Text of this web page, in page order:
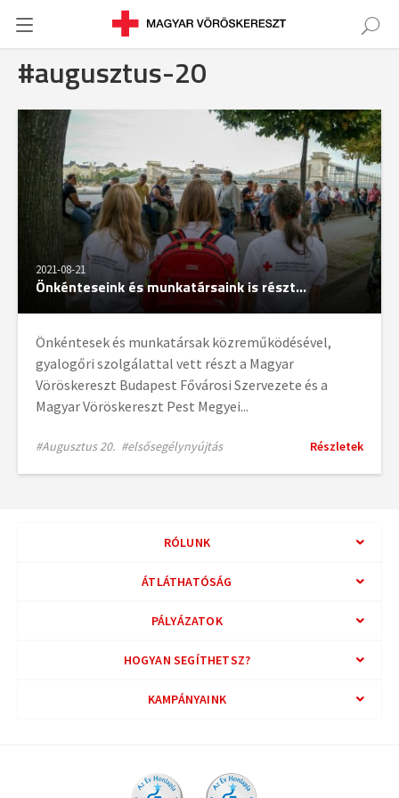
#augusztus-20
2021-08-21
Önkénteseink és munkatársaink is részt...
Önkéntesek és munkatársak közreműködésével,
gyalogőri szolgálattal vett részt a Magyar
Vöröskereszt Budapest Fővárosi Szervezete és a
Magyar Vöröskereszt Pest Megyei...
#Augusztus 20. #elsősegélynyújtás Részletek
RÓLUNK
ÁTLÁTHATÓSÁG
PÁLYÁZATOK
HOGYAN SEGÍTHETSZ?
KAMPÁNYAINK